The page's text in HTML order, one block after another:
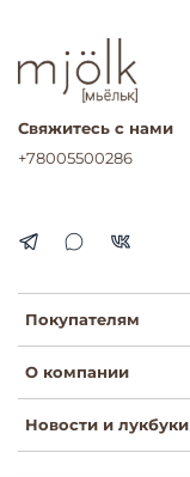
Покупателям
О компании
Новости и лукбуки
Свяжитесь с нами
+78005500286